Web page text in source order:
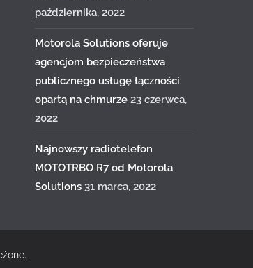
października, 2022
Motorola Solutions oferuje
agencjom bezpieczeństwa
publicznego usługę łączności
opartą na chmurze 23 czerwca,
2022
Najnowszy radiotelefon
MOTOTRBO R7 od Motorola
Solutions 31 marca, 2022